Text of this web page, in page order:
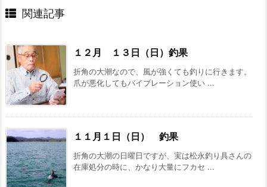
関連記事
１２月 １３日（日）釣果
折角の大潮なので、風が強くても釣りに行きます。
爪が悪化してもバイブレーション使い ...
１１月１日（日） 釣果
折角の大潮の日曜日ですが、実は松永釣り具さんの
在庫処分の時に、かなり大量にフカセ ...